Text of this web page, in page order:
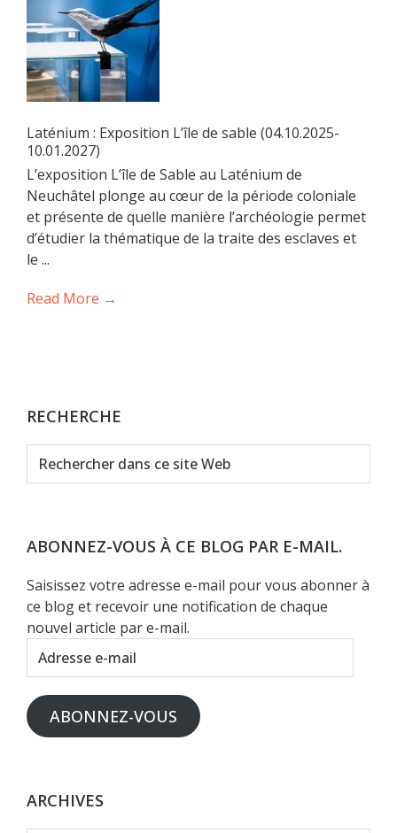
Laténium : Exposition L’île de sable (04.10.2025-
10.01.2027)
L’exposition L’île de Sable au Laténium de
Neuchâtel plonge au cœur de la période coloniale
et présente de quelle manière l’archéologie permet
d’étudier la thématique de la traite des esclaves et
le ...
Read More →
RECHERCHE
Rechercher
dans
Web
ABONNEZ-VOUS À CE BLOG PAR E-MAIL.
Saisissez votre adresse e-mail pour vous abonner à
ce blog et recevoir une notification de chaque
nouvel article par e-mail.
Adresse
e-
mail
ABONNEZ-VOUS
ARCHIVES